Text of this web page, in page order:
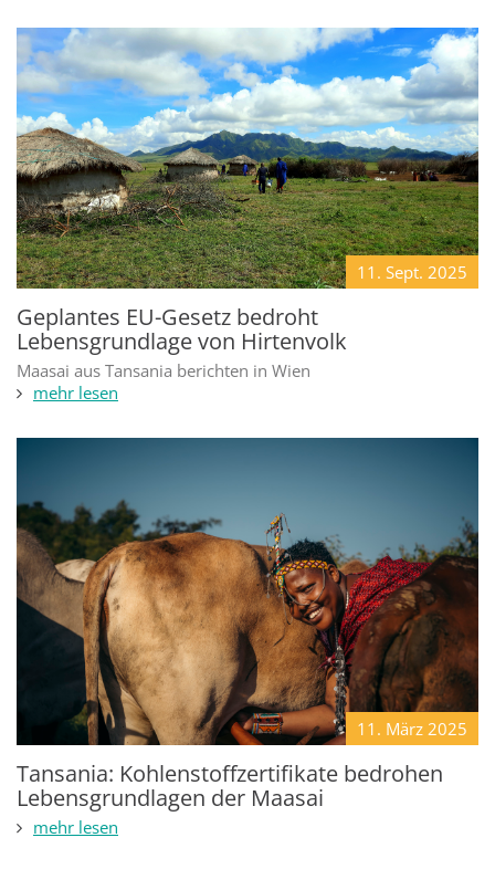
11. Sept. 2025
Geplantes EU-Gesetz bedroht
Lebensgrundlage von Hirtenvolk
Maasai aus Tansania berichten in Wien
mehr lesen
11. März 2025
Tansania: Kohlenstoffzertifikate bedrohen
Lebensgrundlagen der Maasai
mehr lesen